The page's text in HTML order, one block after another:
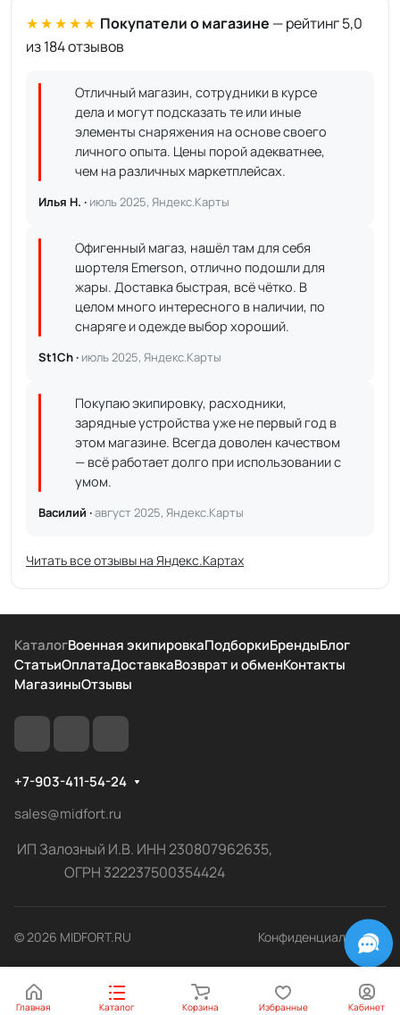
★★★★★ Покупатели о магазине — рейтинг 5,0
из 184 отзывов
Отличный магазин, сотрудники в курсе
дела и могут подсказать те или иные
элементы снаряжения на основе своего
личного опыта. Цены порой адекватнее,
чем на различных маркетплейсах.
Илья Н. · июль 2025, Яндекс.Карты
Офигенный магаз, нашёл там для себя
шортеля Emerson, отлично подошли для
жары. Доставка быстрая, всё чётко. В
целом много интересного в наличии, по
снаряге и одежде выбор хороший.
St1Ch · июль 2025, Яндекс.Карты
Покупаю экипировку, расходники,
зарядные устройства уже не первый год в
этом магазине. Всегда доволен качеством
— всё работает долго при использовании с
умом.
Василий ·август 2025, Яндекс.Карты
Читать все отзывы на Яндекс.Картах
КаталогВоенная экипировкаПодборкиБрендыБлог
СтатьиОплатаДоставкаВозврат и обменКонтакты
МагазиныОтзывы
+7-903-411-54-24
sales@midfort.ru
ИП Залозный И.В. ИНН 230807962635,
ОГРН 322237500354424
© 2026 MIDFORT.RU Конфиденциальность
Главная Каталог Корзина Избранные Кабинет